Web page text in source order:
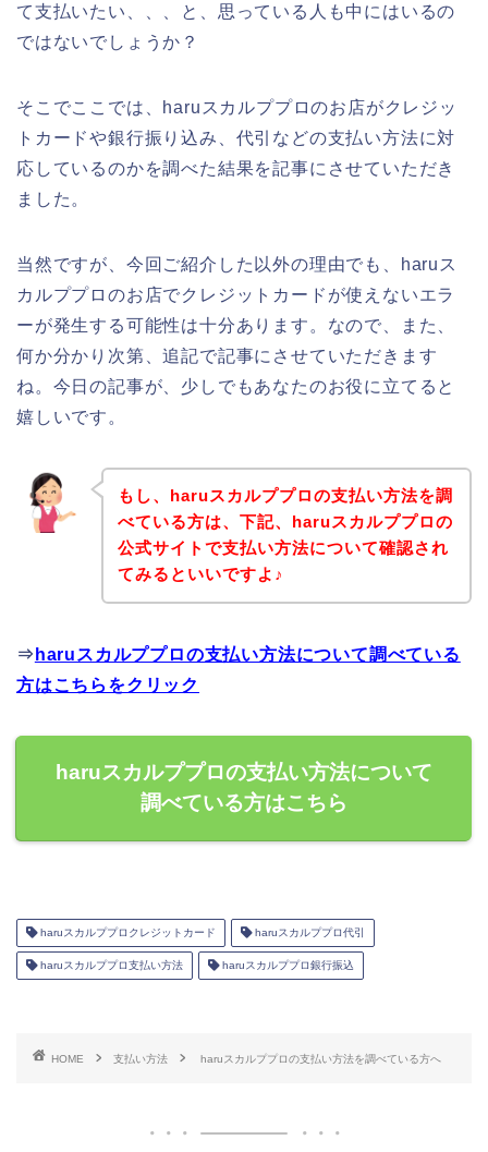
て支払いたい、、、と、思っている人も中にはいるの
ではないでしょうか？
そこでここでは、haruスカルププロのお店がクレジッ
トカードや銀行振り込み、代引などの支払い方法に対
応しているのかを調べた結果を記事にさせていただき
ました。
当然ですが、今回ご紹介した以外の理由でも、haruス
カルププロのお店でクレジットカードが使えないエラ
ーが発生する可能性は十分あります。なので、また、
何か分かり次第、追記で記事にさせていただきます
ね。今日の記事が、少しでもあなたのお役に立てると
嬉しいです。
もし、haruスカルププロの支払い方法を調
べている方は、下記、haruスカルププロの
公式サイトで支払い方法について確認され
てみるといいですよ♪
⇒ haruスカルププロの支払い方法について調べている
方はこちらをクリック
haruスカルププロの支払い方法について
調べている方はこちら
haruスカルププロクレジットカード haruスカルププロ代引
haruスカルププロ支払い方法 haruスカルププロ銀行振込
HOME 支払い方法 haruスカルププロの支払い方法を調べている方へ